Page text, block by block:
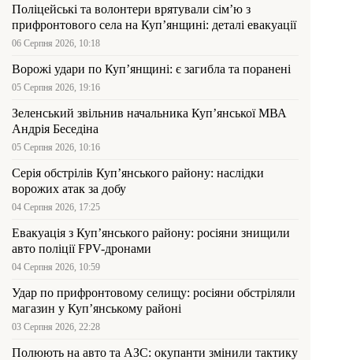
Поліцейські та волонтери врятували сім’ю з
прифронтового села на Куп’янщині: деталі евакуації
06 Серпня 2026, 10:18
Ворожі удари по Куп’янщині: є загибла та поранені
05 Серпня 2026, 19:16
Зеленський звільнив начальника Купʼянської МВА
Андрія Беседіна
05 Серпня 2026, 10:16
Серія обстрілів Куп’янського району: наслідки
ворожих атак за добу
04 Серпня 2026, 17:25
Евакуація з Куп’янського району: росіяни знищили
авто поліції FPV-дронами
04 Серпня 2026, 10:59
Удар по прифронтовому селищу: росіяни обстріляли
магазин у Куп’янському районі
03 Серпня 2026, 22:28
Полюють на авто та АЗС: окупанти змінили тактику